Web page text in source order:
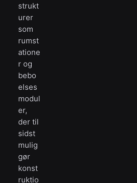
strukt
urer
som
rumst
atione
r og
bebo
elses
modul
er,
der til
sidst
mulig
gør
konst
ruktio